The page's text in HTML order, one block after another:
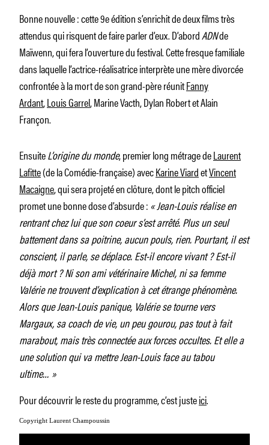
Bonne nouvelle : cette 9e édition s’enrichit de deux films très
attendus qui risquent de faire parler d’eux. D’abordADNde
Maïwenn, qui fera l’ouverture du festival. Cette fresque familiale
dans laquelle l’actrice-réalisatrice interprète une mère divorcée
confrontée à la mort de son grand-père réunitFanny
Ardant,Louis Garrel, Marine Vacth, Dylan Robert et Alain
Françon.
EnsuiteL’origine du monde, premier long métrage deLaurent
Lafitte(de la Comédie-française) avecKarine ViardetVincent
Macaigne, qui sera projeté en clôture, dont le pitch officiel
promet une bonne dose d’absurde : « Jean-Louis réalise en
rentrant chez lui que son coeur s’est arrêté. Plus un seul
battement dans sa poitrine, aucun pouls, rien. Pourtant, il est
conscient, il parle, se déplace. Est-il encore vivant ? Est-il
déjà mort ? Ni son ami vétérinaire Michel, ni sa femme
Valérie ne trouvent d’explication à cet étrange phénomène.
Alors que Jean-Louis panique, Valérie se tourne vers
Margaux, sa coach de vie, un peu gourou, pas tout à fait
marabout, mais très connectée aux forces occultes. Et elle a
une solution qui va mettre Jean-Louis face au tabou
ultime… »
Pour découvrir le reste du programme, c’est justeici.
Copyright Laurent Champoussin